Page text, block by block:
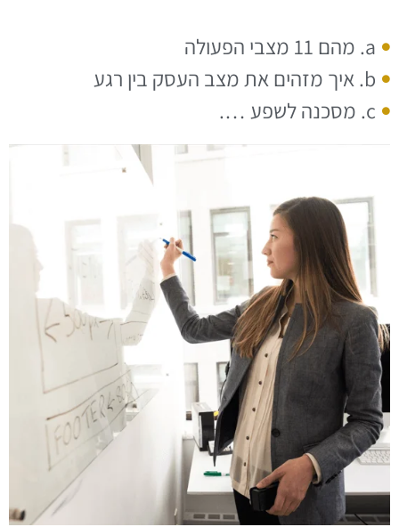
a. מהם 11 מצבי הפעולה
b. איך מזהים את מצב העסק בין רגע
c. מסכנה לשפע ….